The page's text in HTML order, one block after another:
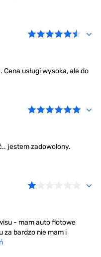
usługi wysoka, ale do
jestem zadowolony.
- mam auto flotowe
za bardzo nie mam i